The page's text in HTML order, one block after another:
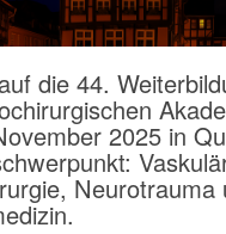
die 44.
2025 in
Neurotrauma